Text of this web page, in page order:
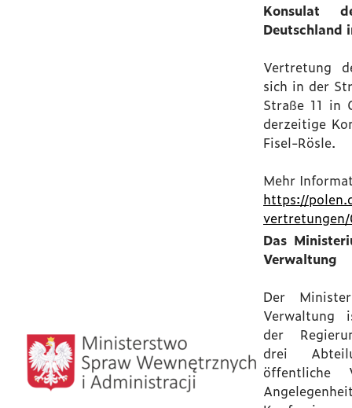
Konsulat
Deutschland
Vertretung
sich in der
Straße 11 in
derzeitige
Fisel-Rösle.
Mehr
https://
Das
Verwaltung
Der
Verwaltung
der
drei
öffentliche